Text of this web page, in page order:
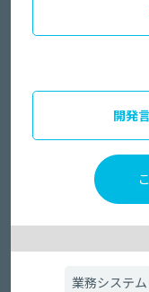
開発
業務システム